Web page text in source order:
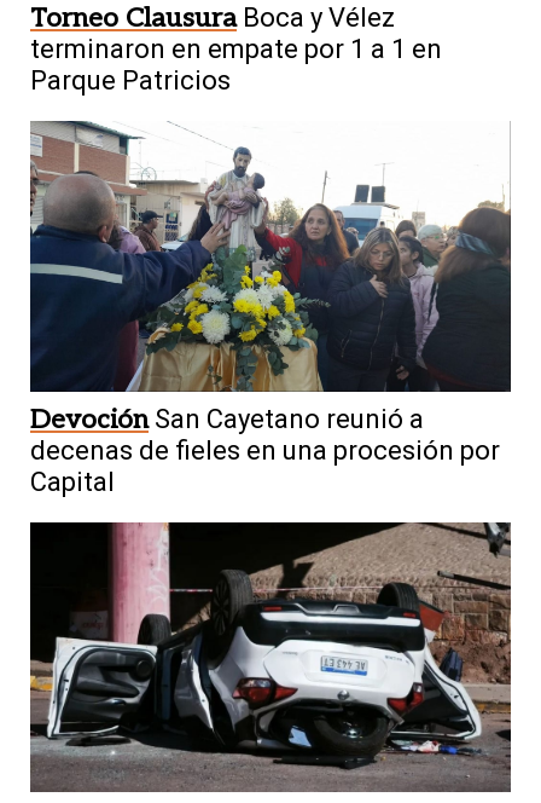
Torneo Clausura Boca y Vélez
terminaron en empate por 1 a 1 en
Parque Patricios
Devoción San Cayetano reunió a
decenas de fieles en una procesión por
Capital